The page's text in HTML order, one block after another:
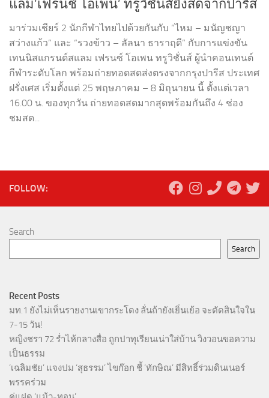
แลม’เฟรนช์ โอเพน’ ทรูวิชั่นส์ยิงสดจากปารีส
มาร่วมเชียร์ 2 นักกีฬาไทยไปด้วยกันกับ “ไหม – มนัญชญา
สว่างแก้ว” และ “รวงข้าว – ลัลนา ธาราฤดี” กับการแข่งขัน
เทนนิสแกรนด์สแลม เฟรนซ์ โอเพน ทรูวิชั่นส์ ผู้นำคอนเทนต์
กีฬาระดับโลก พร้อมถ่ายทอดสดส่งตรงจากกรุงปารีส ประเทศ
ฝรั่งเศส เริ่มตั้งแต่ 25 พฤษภาคม – 8 มิถุนายน นี้ ตั้งแต่เวลา
16.00 น. ของทุกวัน ถ่ายทอดสดมากสุดพร้อมกันถึง 4 ช่อง
ชมสด...
FOLLOW:
Search
Search
Recent Posts
มท.1 ยังไม่เห็นรายงานเขากระโดง ลั่นถ้ายังเยิ่นเย้อ จะตัดสินใจใน
7-15 วัน!
หญิงชรา 72 ร่ำไห้กลางสื่อ ถูกปาทุเรียนเน่าใส่บ้าน วิงวอนขอความ
เป็นธรรม
‘เฉลิมชัย’ แจงปม ‘สุธรรม’ ไขก๊อก ชี้ ‘ทักษิณ’ มีสิทธิ์ร่วมดินเนอร์
พรรคร่วม